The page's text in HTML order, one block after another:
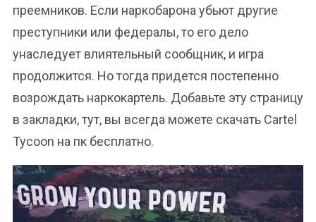
преемников. Если наркобарона убьют другие
преступники или федералы, то его дело
унаследует влиятельный сообщник, и игра
продолжится. Но тогда придется постепенно
возрождать наркокартель. Добавьте эту страницу
в закладки, тут, вы всегда можете скачать Cartel
Tycoon на пк бесплатно.